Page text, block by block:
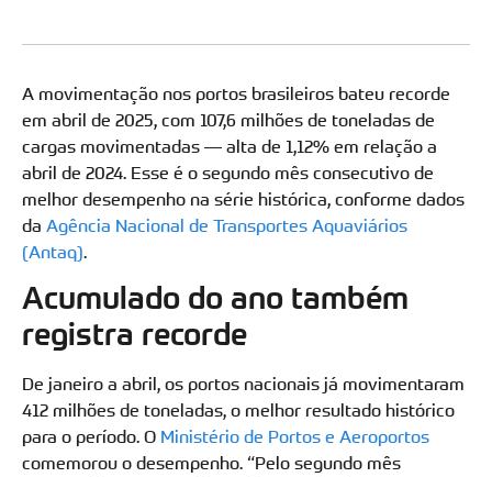
A movimentação nos portos brasileiros bateu recorde
em abril de 2025, com 107,6 milhões de toneladas de
cargas movimentadas — alta de 1,12% em relação a
abril de 2024. Esse é o segundo mês consecutivo de
melhor desempenho na série histórica, conforme dados
da Agência Nacional de Transportes Aquaviários
(Antaq).
Acumulado do ano também
registra recorde
De janeiro a abril, os portos nacionais já movimentaram
412 milhões de toneladas, o melhor resultado histórico
para o período. O Ministério de Portos e Aeroportos
comemorou o desempenho. “Pelo segundo mês